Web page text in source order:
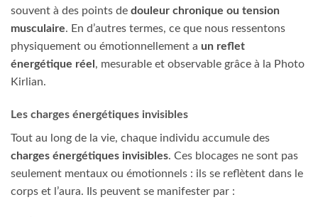
souvent à des points de douleur chronique ou tension
musculaire. En d’autres termes, ce que nous ressentons
physiquement ou émotionnellement a un reflet
énergétique réel , mesurable et observable grâce à la Photo
Kirlian.
Les charges énergétiques invisibles
Tout au long de la vie, chaque individu accumule des
charges énergétiques invisibles. Ces blocages ne sont pas
seulement mentaux ou émotionnels : ils se reflètent dans le
corps et l’aura. Ils peuvent se manifester par :